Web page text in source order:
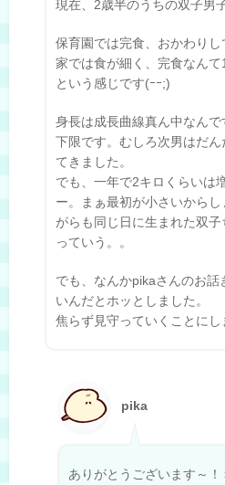
現在、2歳半のうちの双子男
保育園では完食、おかわり
家では食が細く、完食なん
という感じです(ｰｰ;)
身長は成長曲線真ん中なん
下限です。むしろ次男はだ
てきました。
でも、一年で2キロくらいは
ー。まぁ最初が小さいから
がらも同じ日に生まれた双
っていう。。
でも、なんかpikaさんのお話
いんだとホッとしました。
焦らず見守っていくことにし
pika
ありがとうございます～！